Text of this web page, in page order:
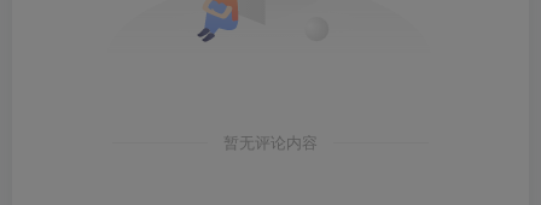
暂无评论内容